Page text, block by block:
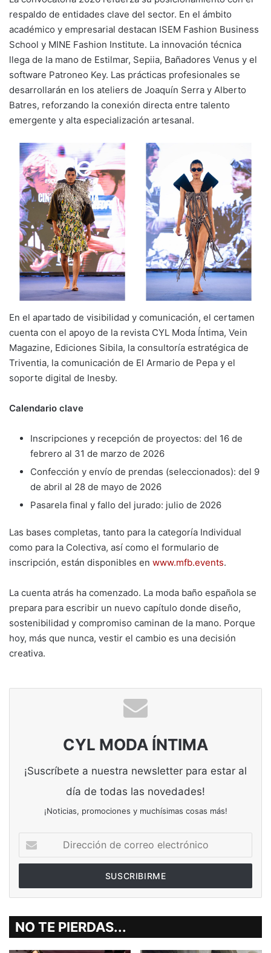
respaldo de entidades clave del sector. En el ámbito
académico y empresarial destacan ISEM Fashion Business
School y MINE Fashion Institute. La innovación técnica
llega de la mano de Estilmar, Sepiia, Bañadores Venus y el
software Patroneo Key. Las prácticas profesionales se
desarrollarán en los ateliers de Joaquín Serra y Alberto
Batres, reforzando la conexión directa entre talento
emergente y alta especialización artesanal.
En el apartado de visibilidad y comunicación, el certamen
cuenta con el apoyo de la revista CYL Moda Íntima, Vein
Magazine, Ediciones Sibila, la consultoría estratégica de
Triventia, la comunicación de El Armario de Pepa y el
soporte digital de Inesby.
Calendario clave
Inscripciones y recepción de proyectos: del 16 de
febrero al 31 de marzo de 2026
Confección y envío de prendas (seleccionados): del 9
de abril al 28 de mayo de 2026
Pasarela final y fallo del jurado: julio de 2026
Las bases completas, tanto para la categoría Individual
como para la Colectiva, así como el formulario de
inscripción, están disponibles en www.mfb.events.
La cuenta atrás ha comenzado. La moda baño española se
prepara para escribir un nuevo capítulo donde diseño,
sostenibilidad y compromiso caminan de la mano. Porque
hoy, más que nunca, vestir el cambio es una decisión
creativa.
CYL MODA ÍNTIMA
¡Suscríbete a nuestra newsletter para estar al
día de todas las novedades!
¡Noticias, promociones y muchísimas cosas más!
de
correo
NO TE PIERDAS...